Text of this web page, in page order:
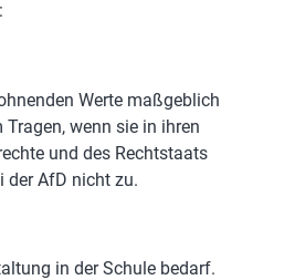
Werte maßgeblich
wenn sie in ihren
und des Rechtstaats
der AfD nicht zu.
in der Schule bedarf.